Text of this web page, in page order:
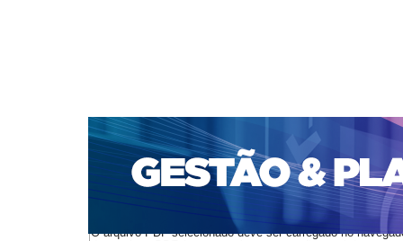
CAPA SOBRE ACESSO CADASTRO
PORTAL DE REVISTAS DA UNIFACS
SUBMISSÕES
PARA SUBMISSÃO DE ARTIGOS
TUTORIAL PARA
Capa Fernandes
O arquivo PDF selecionado deve ser carregado no